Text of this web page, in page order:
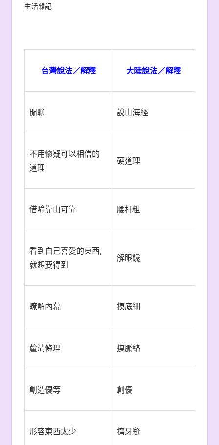
生活雜記
台灣說法／解釋 大陸說法／解釋
閒聊 說山海經
不用懷疑可以相信的
道理
硬道理
借喻靠山可靠 腰杆粗
看到自己喜愛的東西,
就想要得到
解眼饞
瞭解內幕 摸底細
釐清條理 摸脈絡
創造優等 創優
形容東西太少 擠牙縫